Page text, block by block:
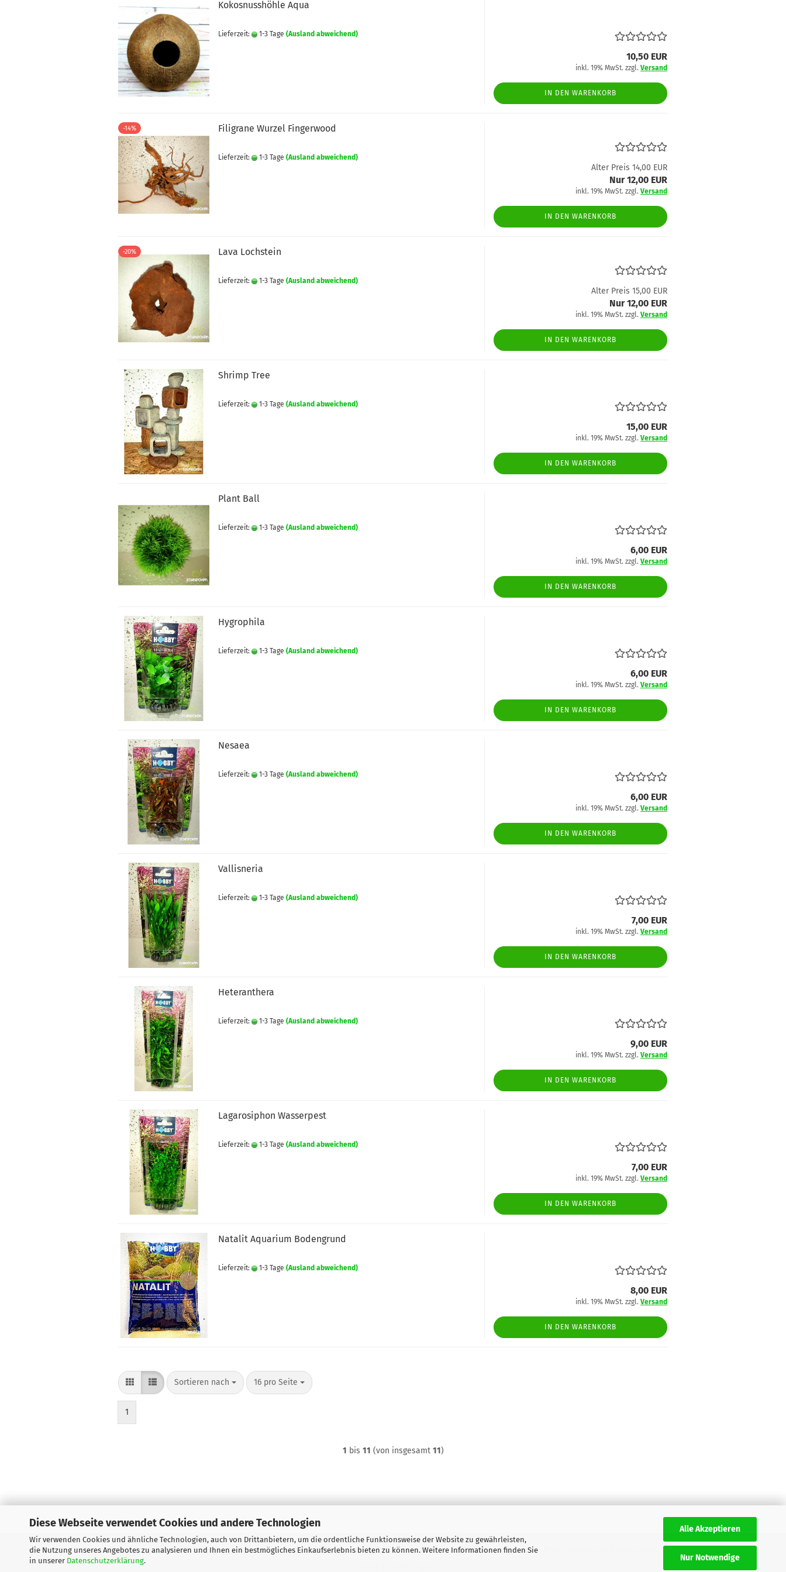
Diese Webseite verwendet Cookies und andere Technologien
Wir verwenden Cookies und ähnliche Technologien, auch von Drittanbietern, um die ordentliche Funktionsweise der Website zu gewährleisten,
die Nutzung unseres Angebotes zu analysieren und Ihnen ein bestmögliches Einkaufserlebnis bieten zu können. Weitere Informationen finden Sie
in unserer Datenschutzerklärung.
Alle Akzeptieren
Nur Notwendige
Kokosnusshöhle Aqua
Lieferzeit: 1-3 Tage (Ausland abweichend)
10,50 EUR
inkl. 19% MwSt. zzgl. Versand
IN DEN WARENKORB
-14% Filigrane Wurzel Fingerwood
Lieferzeit: 1-3 Tage (Ausland abweichend)
Alter Preis 14,00 EUR
Nur 12,00 EUR
inkl. 19% MwSt. zzgl. Versand
IN DEN WARENKORB
-20% Lava Lochstein
Lieferzeit: 1-3 Tage (Ausland abweichend)
Alter Preis 15,00 EUR
Nur 12,00 EUR
inkl. 19% MwSt. zzgl. Versand
IN DEN WARENKORB
Shrimp Tree
Lieferzeit: 1-3 Tage (Ausland abweichend)
15,00 EUR
inkl. 19% MwSt. zzgl. Versand
IN DEN WARENKORB
Plant Ball
Lieferzeit: 1-3 Tage (Ausland abweichend)
6,00 EUR
inkl. 19% MwSt. zzgl. Versand
IN DEN WARENKORB
Hygrophila
Lieferzeit: 1-3 Tage (Ausland abweichend)
6,00 EUR
inkl. 19% MwSt. zzgl. Versand
IN DEN WARENKORB
Nesaea
Lieferzeit: 1-3 Tage (Ausland abweichend)
6,00 EUR
inkl. 19% MwSt. zzgl. Versand
IN DEN WARENKORB
Vallisneria
Lieferzeit: 1-3 Tage (Ausland abweichend)
7,00 EUR
inkl. 19% MwSt. zzgl. Versand
IN DEN WARENKORB
Heteranthera
Lieferzeit: 1-3 Tage (Ausland abweichend)
9,00 EUR
inkl. 19% MwSt. zzgl. Versand
IN DEN WARENKORB
Lagarosiphon Wasserpest
Lieferzeit: 1-3 Tage (Ausland abweichend)
7,00 EUR
inkl. 19% MwSt. zzgl. Versand
IN DEN WARENKORB
Natalit Aquarium Bodengrund
Lieferzeit: 1-3 Tage (Ausland abweichend)
8,00 EUR
inkl. 19% MwSt. zzgl. Versand
IN DEN WARENKORB
Sortieren nach
Sortieren nach 16 pro Seite
pro Seite
1
1 bis 11 (von insgesamt 11)
Impressum Kontakt Versand- & Zahlungsbedingungen Widerrufsrecht & Muster-Widerrufsformular AGB